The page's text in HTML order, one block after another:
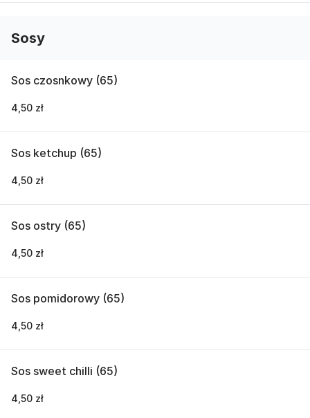
Sosy
Sos czosnkowy (65)
4,50 zł
Sos ketchup (65)
4,50 zł
Sos ostry (65)
4,50 zł
Sos pomidorowy (65)
4,50 zł
Sos sweet chilli (65)
4,50 zł